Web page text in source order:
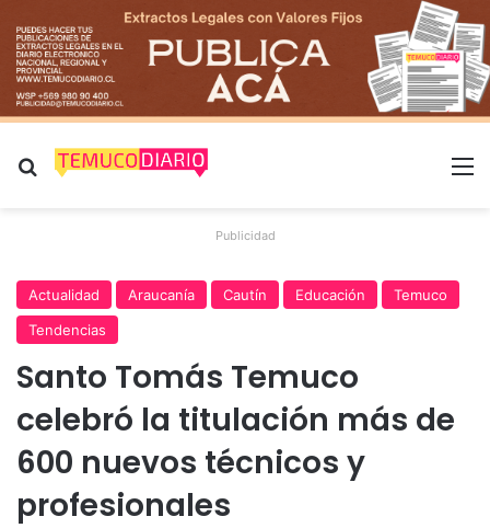
Buscar por
Publicidad
Actualidad Araucanía Cautín Educación
Temuco
Tendencias
Santo Tomás Temuco
celebró la titulación más de
600 nuevos técnicos y
profesionales